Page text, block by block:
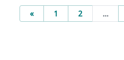
«Previous
1 2 ...